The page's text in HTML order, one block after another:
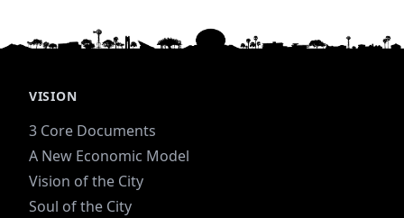
VISION
3 Core Documents
A New Economic Model
Vision of the City
Soul of the City